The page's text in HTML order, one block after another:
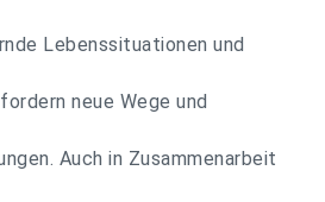
Lebenssituationen und
neue Wege und
Auch in Zusammenarbeit